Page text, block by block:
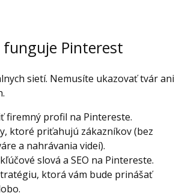
funguje Pinterest
sietí. Nemusíte ukazovať tvár ani
firemný profil na Pintereste.
ktoré priťahujú zákazníkov (bez
a nahrávania videí).
slová a SEO na Pintereste.
ktorá vám bude prinášať